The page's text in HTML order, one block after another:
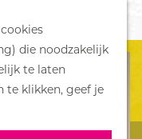
die noodzakelijk
te laten
te klikken, geef je